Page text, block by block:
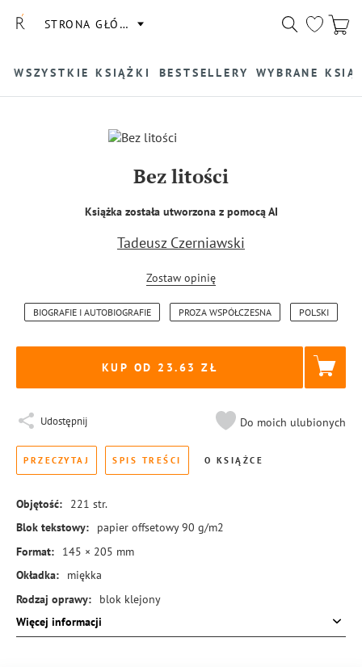
STRONA GŁÓWNA
WSZYSTKIE KSIĄŻKI BESTSELLERY WYBRANE
Bez litości
Książka została utworzona z pomocą AI
Tadeusz Czerniawski
Zostaw opinię
BIOGRAFIE I AUTOBIOGRAFIE PROZA WSPÓŁCZESNA POLSKI
KUP OD 23.63
Udostępnij Do moich ulubionych
PRZECZYTAJ SPIS TREŚCI O KSIĄŻCE
Objętość: 221 str.
Blok tekstowy:
papier offsetowy 90 g/m2
Format:
145 × 205 mm
Okładka:
miękka
Rodzaj oprawy:
blok klejony
ISBN:
978-83-8431-601-6
Więcej informacji